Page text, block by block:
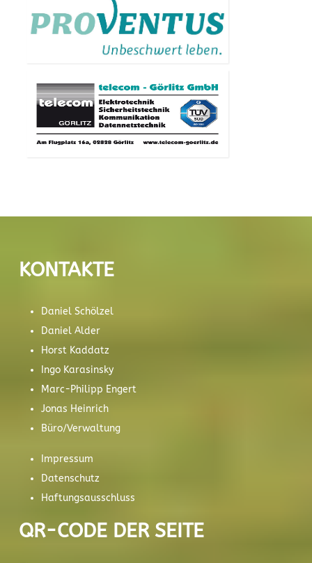
KONTAKTE
Daniel Schölzel
Daniel Alder
Horst Kaddatz
Ingo Karasinsky
Marc-Philipp Engert
Jonas Heinrich
Büro/Verwaltung
Impressum
Datenschutz
Haftungsausschluss
QR-CODE DER SEITE